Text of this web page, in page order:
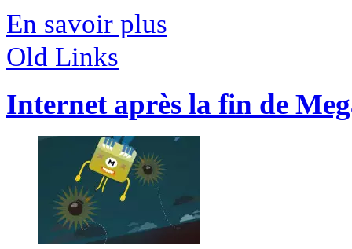
En savoir plus
Old Links
Internet après la fin de